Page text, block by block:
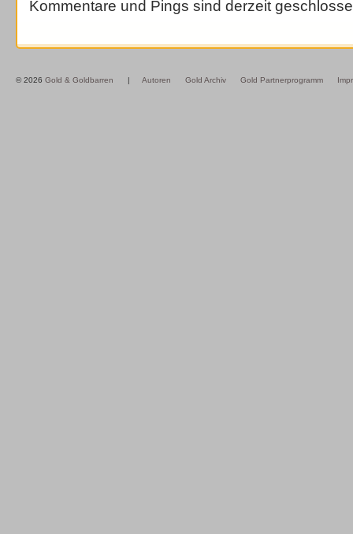
Kommentare und Pings sind derzeit
© 2026 Gold & Goldbarren | Autoren Gold Archiv Gold Partnerprogramm